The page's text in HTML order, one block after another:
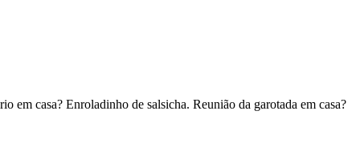
em casa? Enroladinho de salsicha. Reunião da garotada em casa?